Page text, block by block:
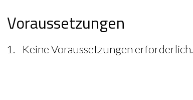
Voraussetzungen
Keine Voraussetzungen erforderlich.